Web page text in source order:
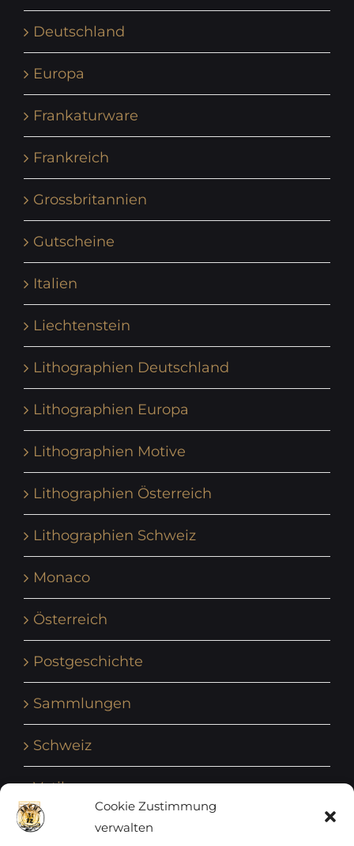
Cookie Zustimmung
verwalten
Deutschland
Europa
Frankaturware
Frankreich
Grossbritannien
Gutscheine
Italien
Liechtenstein
Lithographien Deutschland
Lithographien Europa
Lithographien Motive
Lithographien Österreich
Lithographien Schweiz
Monaco
Österreich
Postgeschichte
Sammlungen
Schweiz
Vatikan
Vereinte Nationen